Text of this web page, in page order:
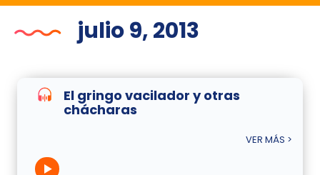
julio 9, 2013
El gringo vacilador y otras
chácharas
VER MÁS >